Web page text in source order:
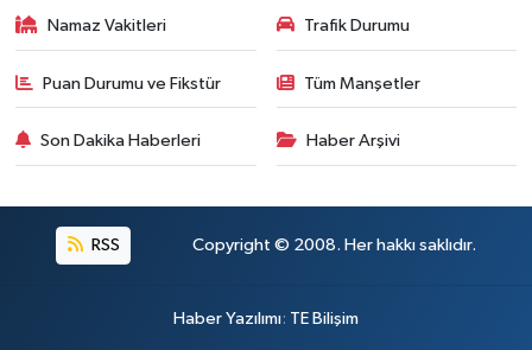
Namaz Vakitleri Trafik Durumu
Puan Durumu ve Fikstür Tüm Manşetler
Son Dakika Haberleri Haber Arşivi
RSS Copyright © 2008. Her hakkı saklıdır.
Haber Yazılımı: TE Bilişim